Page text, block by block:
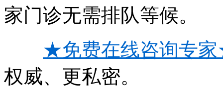
家门诊无需排队等候。
★免费在线咨询专
权威、更私密。